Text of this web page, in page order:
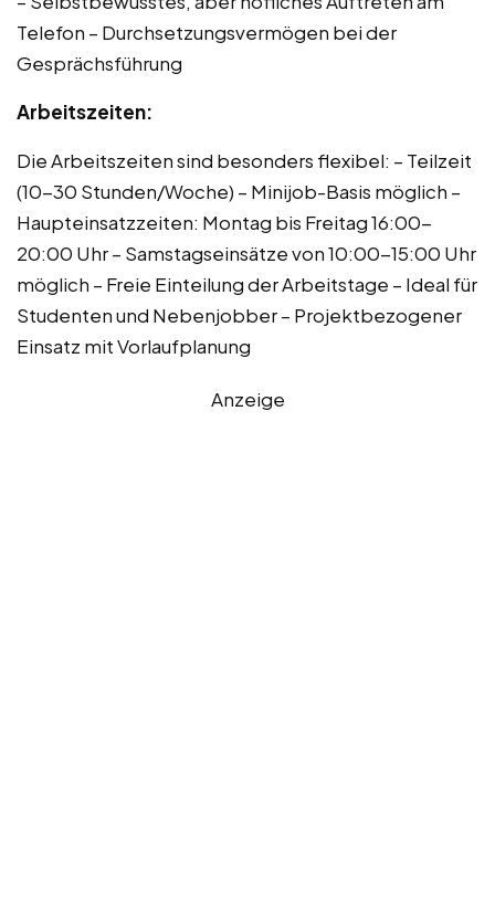
Telefon – Durchsetzungsvermögen bei der
Gesprächsführung
Arbeitszeiten:
Die Arbeitszeiten sind besonders flexibel: – Teilzeit
(10-30 Stunden/Woche) – Minijob-Basis möglich –
Haupteinsatzzeiten: Montag bis Freitag 16:00-
20:00 Uhr – Samstagseinsätze von 10:00-15:00 Uhr
möglich – Freie Einteilung der Arbeitstage – Ideal für
Studenten und Nebenjobber – Projektbezogener
Einsatz mit Vorlaufplanung
Anzeige